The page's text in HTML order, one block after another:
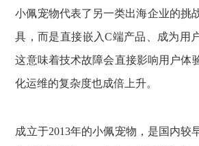
小佩宠物代表了另一类出海企业的挑
具，而是直接嵌入C端产品、成为
这意味着技术故障会直接影响用户体
化运维的复杂度也成倍上升。
成立于2013年的小佩宠物，是国内较